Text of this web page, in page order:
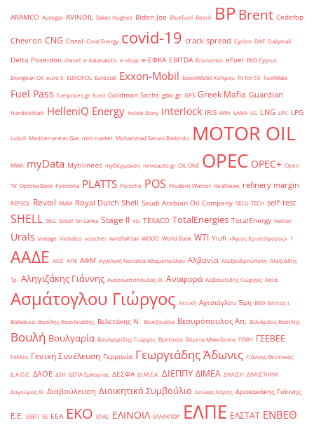
ARAMCO Autogas AVINOIL Baker Hughes Biden Joe BlueFuel Bosch BPBrent Cedefop
Chevron CNG Coral Coral Energy covid-19 crack spread Cyclon DAF Dailymail
Delta Poseidon diesel e-katanalotis e-shop e-ΕΦΚΑ EBITDA Economist eFuel EKO Cyprus
Energean Oil euro 5 EUROPOL Eurostat Exxon-Mobil ExxonMobil Κύπρου fit for 55 FuelMate
Fuel Pass fuelprices.gr fund Goldman Sachs gov.gr GPS Greek Mafia Guardian
Handelsblatt HelleniQ Energy Inside Story interlock IRIS kWh LANA LG LNG LPC LPG
Lukoil Mediterranean Gas mini market Mohammad Sanusi Barkindo MOTOR OIL
MWh myData Mytilineos myΘέρμανση newsauto.gr OIL ONE OPEC OPEC+ Open
TV Optima Bank Petrolina PLATTS Porsche POS Prudent Warrior RealNews refinery margin
REPSOL Revoil RMM Royal Dutch Shell Saudi Arabian Oil Company SECU-TECH self-test
SHELL SKG Sokol Sri Lanka Stage II sts TEXACO TotalEnergies TotalEnergy twitter
Urals vintage Viohalco voucher windfall tax WOOD World Bank WTI Yiufi «Άγιος Χριστόφορος» ΄1
ΑΑΔΕ ΑΟΖ ΑΠΕ ΑΦΜ Αγγελική Ναταλία Αδαμοπούλου Αλβανία Αλεξανδρούπολη Αλεξιάδης
Τρ. Αληγιζάκης Γιάννης Αναγνωστόπουλος Θ. Αναφορά Αρβανιτίδης Γιώργος Ασία
Ασμάτογλου Γιώργος Αττική Αχτσιόγλου Έφη ΒΕΘ Βέττας Ι.
Βαλκάνια Βασίλης Βασιλειάδης Βελετάκης Ν. Βενεζουέλα Βεσυρόπουλος Απ. Βιλιάρδος Βασίλης
Βουλή Βουλγαρία Βουλγαρίδης Γιώργος Βρετανία Βόρεια Μακεδονία ΓΕΜΗ ΓΣΕΒΕΕ
Γαλλία Γενική Συνέλευση Γερμανία Γεωργιάδης Άδωνις Γιάννης Θεοτοκάς
Δ.Α.Ο.Ε. ΔΑΟΕ ΔΕΗ ΔΕΠΑ Εμπορίας ΔΕΣΦΑ ΔΙ.Μ.Ε.Α. ΔΙΕΠΠΥ ΔΙΜΕΑ ΔΙΥΛΙΣΗ ΔΙΥΛΙΣΤΗΡΙΑ
Δαγούμας Θ. Διαβούλευση Διοικητικό Συμβούλιο Δούκας Χάρης Δρακακάκης Γιάννης
Ε.Ε. ΕΒΕΠ ΕΕ ΕΕΑ ΕΚΟ ΕΛΑΣ ΕΛΙΝΟΙΛ ΕΛΛΑΚΤΩΡ ΕΛΠΕ ΕΛΣΤΑΤ ΕΝΒΕΘ